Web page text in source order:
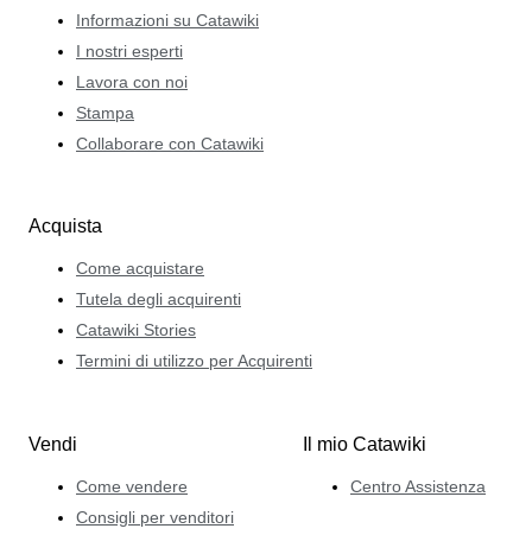
Informazioni su Catawiki
I nostri esperti
Lavora con noi
Stampa
Collaborare con Catawiki
Acquista
Come acquistare
Tutela degli acquirenti
Catawiki Stories
Termini di utilizzo per Acquirenti
Vendi
Come vendere
Consigli per venditori
Il mio Catawiki
Centro Assistenza